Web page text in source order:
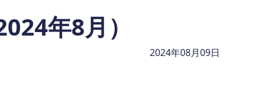
年8月）
2024年08月09日